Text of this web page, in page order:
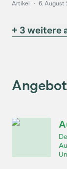
Artikel · 6. August
+ 3 weitere